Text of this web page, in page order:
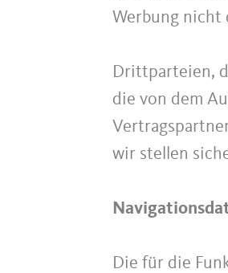
Werbung nicht
Drittparteien,
die von dem
wir stellen
Die für die